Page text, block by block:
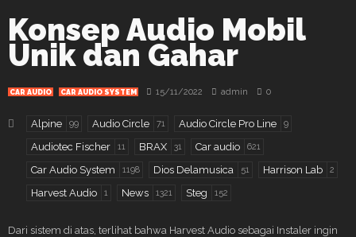
Konsep Audio Mobil
Unik dan Gahar
CAR AUDIO CAR AUDIO SYSTEM 15/11/2022 admin 0
Alpine 99 Audio Circle 71 Audio Circle Pro Line 9
Audiotec Fischer 11 BRAX 31 Car audio 621
Car Audio System 1198 Dios Delamusica 51 Harrison Lab 2
Harvest Audio 1 News 1321 Steg 152
Dari sistem di atas, terlihat bahwa Harvest Audio sebagai Instaler ingin